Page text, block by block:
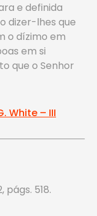
e definida
dizer-lhes que
o dízimo em
em si
que o Senhor
White – III
págs. 518.